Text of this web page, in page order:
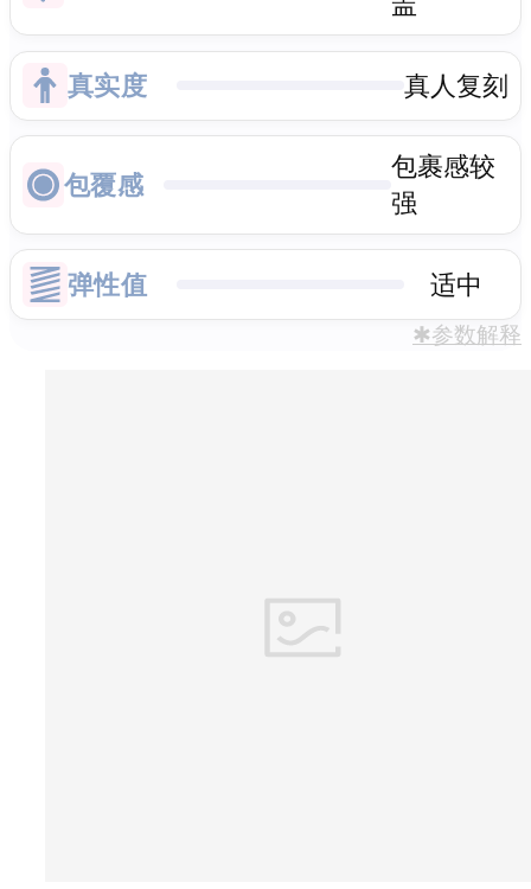
真实度 真人复刻
包覆感
包裹感较
强
弹性值 适中
✱参数解释